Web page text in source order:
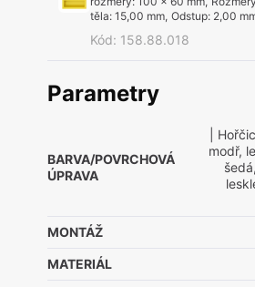
těla:15,00 mm, Odstup: 2,00
Kód: 158.88.018
Parametry
BARVA/POVRCHOVÁ
ÚPRAVA
|
modř,
MONTÁŽ
MATERIÁL